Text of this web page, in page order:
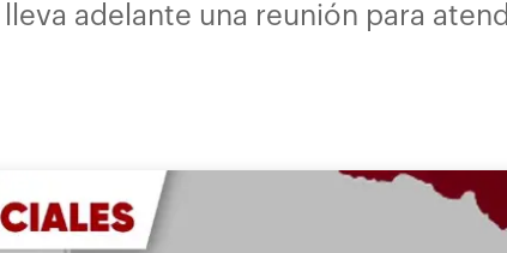
adelante una reunión para